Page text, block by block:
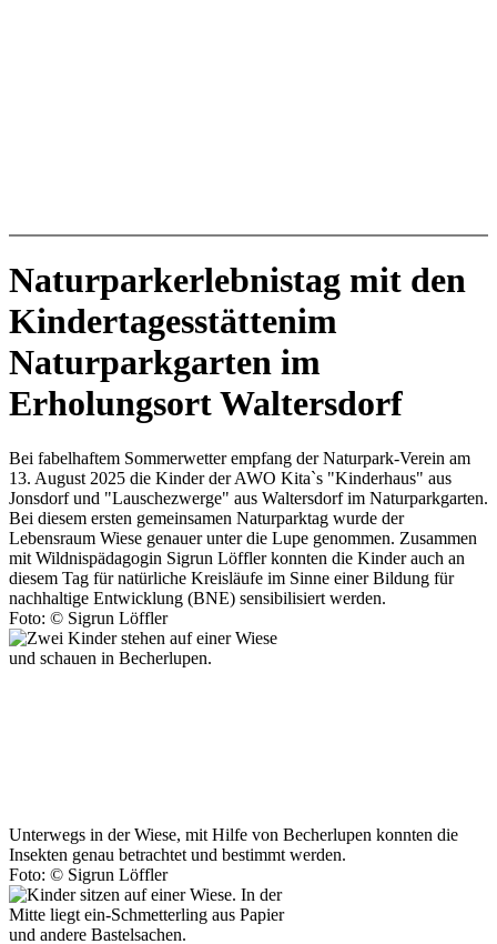
Naturparkerlebnistag mit den
Kindertagesstättenim
Naturparkgarten im
Erholungsort Waltersdorf
Bei fabelhaftem Sommerwetter empfang der Naturpark-Verein am
13. August 2025 die Kinder der AWO Kita`s "Kinderhaus" aus
Jonsdorf und "Lauschezwerge" aus Waltersdorf im Naturparkgarten.
Bei diesem ersten gemeinsamen Naturparktag wurde der
Lebensraum Wiese genauer unter die Lupe genommen. Zusammen
mit Wildnispädagogin Sigrun Löffler konnten die Kinder auch an
diesem Tag für natürliche Kreisläufe im Sinne einer Bildung für
nachhaltige Entwicklung (BNE) sensibilisiert werden.
Foto: © Sigrun Löffler
Unterwegs in der Wiese, mit Hilfe von Becherlupen konnten die
Insekten genau betrachtet und bestimmt werden.
Foto: © Sigrun Löffler